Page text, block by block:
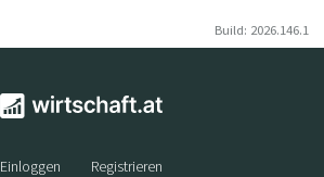
Build: 2026.146.1
Einloggen Registrieren